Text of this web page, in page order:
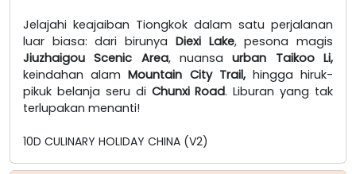
Jelajahi keajaiban Tiongkok dalam satu perjalanan
luar biasa: dari birunya Diexi Lake, pesona magis
Jiuzhaigou Scenic Area, nuansaurban Taikoo Li,
keindahan alamMountain City Trail, hingga hiruk-
pikuk belanja seru di Chunxi Road. Liburan yang tak
terlupakan menanti!
10D CULINARY HOLIDAY CHINA (V2)